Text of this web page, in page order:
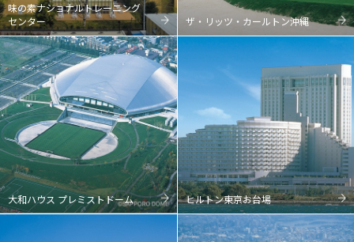
味の素ナショナルトレーニング
センター
ザ・リッツ・カールトン沖縄
大和ハウス プレミストドーム ヒルトン東京お台場